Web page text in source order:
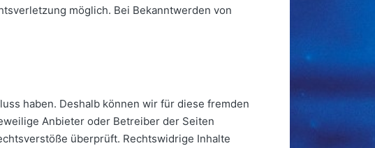
möglich. Bei Bekanntwerden von
haben. Deshalb können wir für diese fremden
Anbieter oder Betreiber der Seiten
überprüft. Rechtswidrige Inhalte